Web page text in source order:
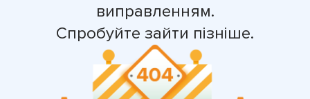
виправленням.
Спробуйте зайти пізніше.